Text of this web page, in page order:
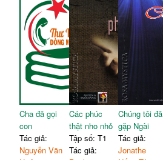
Cha đã gọi
con
Tác giả:
Nguyễn Văn
Các phúc
thật nho nhỏ
Tập số: T1
Tác giả:
Chúng tôi đã
gặp Ngài
Tác giả:
Jonathe